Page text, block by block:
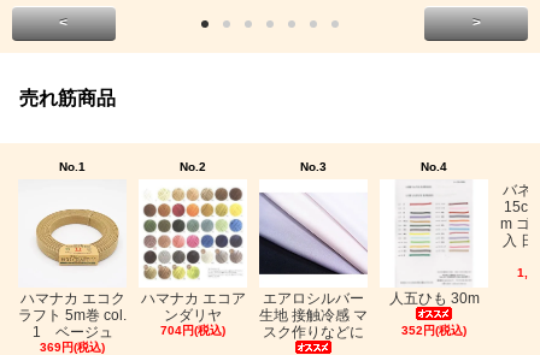
< >
売れ筋商品
No.1
ハマナカ エコク
ラフト 5m巻 col.
1 ベージュ
369円(税込)
No.2
ハマナカ エコア
ンダリヤ
704円(税込)
No.3
エアロシルバー
生地 接触冷感 マ
スク作りなどに
No.4
人五ひも 30m
352円(税込)
バネ
m ゴ
入